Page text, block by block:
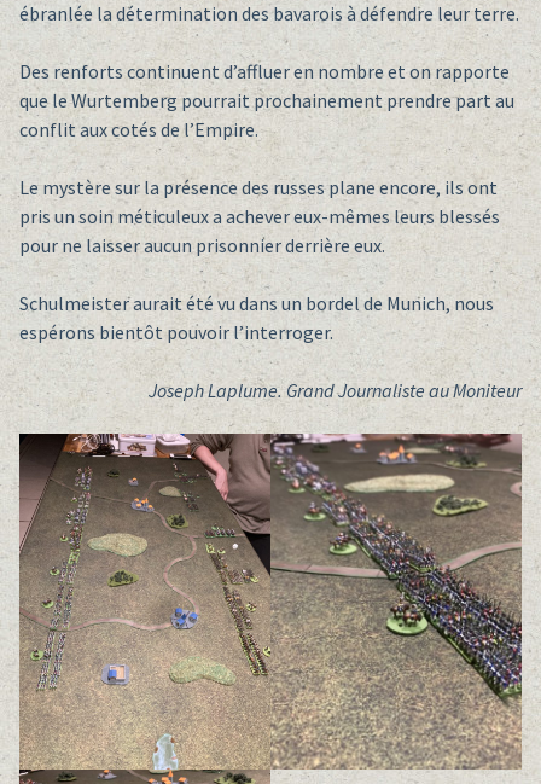
ébranlée la détermination des bavarois à défendre leur terre.
Des renforts continuent d’affluer en nombre et on rapporte
que le Wurtemberg pourrait prochainement prendre part au
conflit aux cotés de l’Empire.
Le mystère sur la présence des russes plane encore, ils ont
pris un soin méticuleux a achever eux-mêmes leurs blessés
pour ne laisser aucun prisonnier derrière eux.
Schulmeister aurait été vu dans un bordel de Munich, nous
espérons bientôt pouvoir l’interroger.
Joseph Laplume. Grand Journaliste au Moniteur